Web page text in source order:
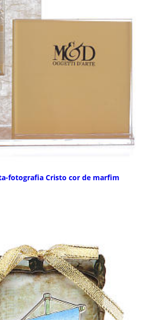
fotografia Cristo cor de marfim